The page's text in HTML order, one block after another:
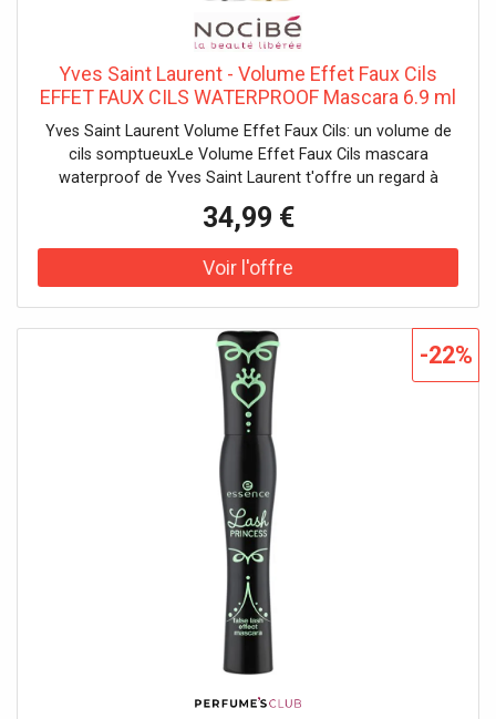
Yves Saint Laurent - Volume Effet Faux Cils
EFFET FAUX CILS WATERPROOF Mascara 6.9 ml
Noir unisex
Yves Saint Laurent Volume Effet Faux Cils: un volume de
cils somptueuxLe Volume Effet Faux Cils mascara
waterproof de Yves Saint Laurent t'offre un regard à
irrésistibles. Sa formule innovante, dotée d'un complexe à
triple film, tient toute la journée sans couler et a été
testée sous contrôle ophtalmologique – elle est donc
texture onctueuse et d’un noir profond s’applique avec
précision. Oublie les cils courts et clairsemés et découvre
le pouvoir transformateur des Yves Saint Laurent
mascara pour de magnifiques moments – waterproof et
d’une tenue parfaite par tous les temps et en toute
occasion.
34,99 €
-22%